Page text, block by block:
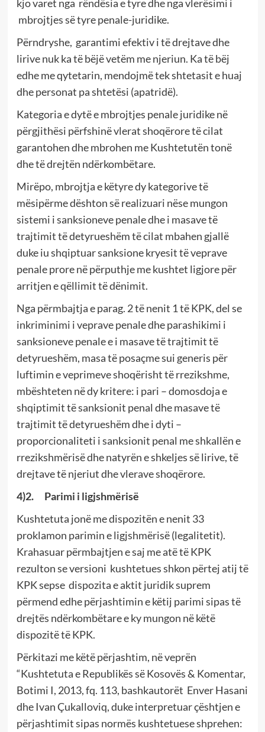
kjo varet nga rëndësia e tyre dhe nga vlerësimi i
mbrojtjes së tyre penale-juridike.
Përndryshe, garantimi efektiv i të drejtave dhe
lirive nuk ka të bëjë vetëm me njeriun. Ka të bëj
edhe me qytetarin, mendojmë tek shtetasit e huaj
dhe personat pa shtetësi (apatridë).
Kategoria e dytë e mbrojtjes penale juridike në
përgjithësi përfshinë vlerat shoqërore të cilat
garantohen dhe mbrohen me Kushtetutën tonë
dhe të drejtën ndërkombëtare.
Mirëpo, mbrojtja e këtyre dy kategorive të
mësipërme dështon së realizuari nëse mungon
sistemi i sanksioneve penale dhe i masave të
trajtimit të detyrueshëm të cilat mbahen gjallë
duke iu shqiptuar sanksione kryesit të veprave
penale prore në përputhje me kushtet ligjore për
arritjen e qëllimit të dënimit.
Nga përmbajtja e parag. 2 të nenit 1 të KPK, del se
inkriminimi i veprave penale dhe parashikimi i
sanksioneve penale e i masave të trajtimit të
detyrueshëm, masa të posaçme sui generis për
luftimin e veprimeve shoqërisht të rrezikshme,
mbështeten në dy kritere: i pari – domosdoja e
shqiptimit të sanksionit penal dhe masave të
trajtimit të detyrueshëm dhe i dyti –
proporcionaliteti i sanksionit penal me shkallën e
rrezikshmërisë dhe natyrën e shkeljes së lirive, të
drejtave të njeriut dhe vlerave shoqërore.
4)2. Parimi i ligjshmërisë
Kushtetuta jonë me dispozitën e nenit 33
proklamon parimin e ligjshmërisë (legalitetit).
Krahasuar përmbajtjen e saj me atë të KPK
rezulton se versioni kushtetues shkon përtej atij të
KPK sepse dispozita e aktit juridik suprem
përmend edhe përjashtimin e këtij parimi sipas të
drejtës ndërkombëtare e ky mungon në këtë
dispozitë të KPK.
Përkitazi me këtë përjashtim, në veprën
“Kushtetuta e Republikës së Kosovës & Komentar,
Botimi I, 2013, fq. 113, bashkautorët Enver Hasani
dhe Ivan Çukalloviq, duke interpretuar çështjen e
përjashtimit sipas normës kushtetuese shprehen: